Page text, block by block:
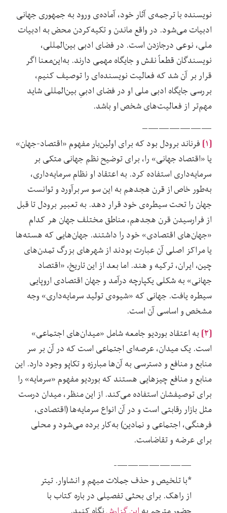
نویسنده با ترجمه‌‌ی آثار خود، آماده‌‌ی ورود به جمهوری جهانی
ادبیات می‌‌شود. در واقع ماندن و تکیه‌کردن محض به ادبیات
ملی، نوعی درجازدن است. در فضای ادبی بین‌‌المللی،
نویسندگان قطعاً نقش و جایگاه مهمی دارند. به‌این‌معنا اگر
قرار بر آن شد که فعالیت نویسنده‌‌ای را توصیف کنیم،
بررسی جایگاه ادبی ملی او در فضای ادبیِ بین‌المللی شاید
مهم‌‌تر از فعالیت‌‌های شخص او باشد.
——————–
[۱]
فرناند برودل بود که برای اولین‌بار مفهوم «اقتصاد-جهان»
یا «اقتصاد جهانی» را، برای توضیح نظم جهانی متکی بر
سرمایه‌داری استفاده کرد. به اعتقاد او نظام سرمایه‌‌داری،
به‌طور خاص از قرن هجدهم به این سو سربر‌آورد و توانست
جهان را تحت سیطره‌‌ی خود قرار دهد. به تعبیر برودل تا قبل
از فرارسیدن قرن هجدهم، مناطق مختلف جهان هر کدام
«جهان‌های اقتصادی» خود را داشتند. جهان‌‌هایی که هسته‌ها
یا مراکز اصلی آن عبارت بودند از شهرهای بزرگ تمدن‌های
چین، ایران، ترکیه و هند. اما بعد از این تاریخ، «اقتصاد
جهانی» به شکلی یکپارچه درآمد و جهان اقتصادی اروپایی
سیطره یافت. جهانی که «شیوه‌‌ی تولید سرمایه‌داری» وجه
مشخص و اساسی آن است.
[۲]
به اعتقاد بوردیو جامعه شامل «میدان‌‌های اجتماعی»
است. یک میدان، عرصه‌‌ای اجتماعی است که در آن بر سر
منابع و منافع و دسترسی به آن‌‌ها مبارزه و تکاپو وجود دارد. این
منابع و منافع چیزهایی هستند که بوردیو مفهوم «سرمایه» را
برای توصیفشان استفاده می‌‌کند. از این منظر، میدان درست
مثل بازار رقابتی است و در آن انواع سرمایه‌‌ها (اقتصادی،
فرهنگی، اجتماعی و نمادین) به‌کار برده می‌‌شود و محلی
برای عرضه و تقاضاست.
———————-
*با تلخیص و حذف جملات مبهم و انشاوار. تیتر
از راهک. برای بحثی تفصیلی در باره کتاب با